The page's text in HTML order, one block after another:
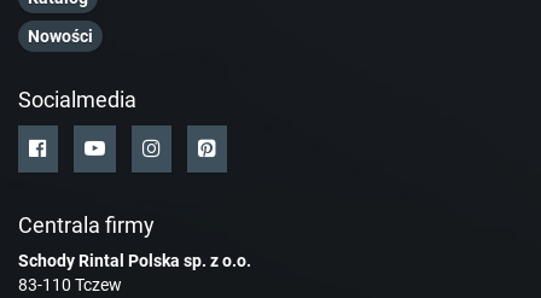
Nowości
Socialmedia
Centrala firmy
Schody Rintal Polska sp. z o.o.
83-110 Tczew